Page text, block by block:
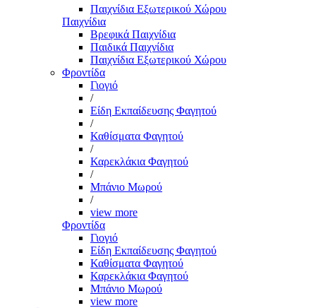
Παιχνίδια Εξωτερικού Χώρου
Παιχνίδια
Βρεφικά Παιχνίδια
Παιδικά Παιχνίδια
Παιχνίδια Εξωτερικού Χώρου
Φροντίδα
Γιογιό
/
Είδη Εκπαίδευσης Φαγητού
/
Καθίσματα Φαγητού
/
Καρεκλάκια Φαγητού
/
Μπάνιο Μωρού
/
view more
Φροντίδα
Γιογιό
Είδη Εκπαίδευσης Φαγητού
Καθίσματα Φαγητού
Καρεκλάκια Φαγητού
Μπάνιο Μωρού
view more